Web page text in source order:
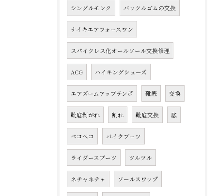
シングルモンク バックルゴムの交換
ナイキエアフォースワン
スパイクレス化オールソール交換修理
ACG ハイキングシューズ
エアズームアップテンポ 靴底 交換
靴底剥がれ 割れ 靴底交換 底
ペコペコ バイクブーツ
ライダースブーツ ツルツル
ネチャネチャ ソールスワップ